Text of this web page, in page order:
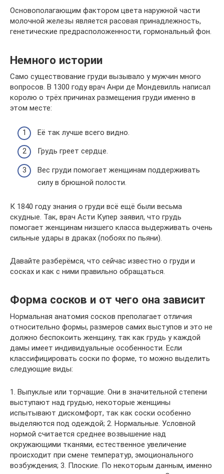
Основополагающим фактором цвета наружной части
молочной железы является расовая принадлежность,
генетические предрасположенности, гормональный фон.
Немного истории
Само существование груди вызывало у мужчин много
вопросов. В 1300 году врач Анри де Мондевилль написал
королю о трёх причинах размещения груди именно в
этом месте:
Её так лучше всего видно.
Грудь греет сердце.
Вес груди помогает женщинам поддерживать
силу в брюшной полости.
К 1840 году знания о груди всё ещё были весьма
скудные. Так, врач Асти Купер заявил, что грудь
помогает женщинам низшего класса выдерживать очень
сильные удары в драках (побоях по пьяни).
Давайте разберёмся, что сейчас известно о груди и
сосках и как с ними правильно обращаться.
Форма сосков и от чего она зависит
Нормальная анатомия сосков преполагает отличия
относительно формы, размеров самих выступов и это не
должно беспокоить женщину, так как грудь у каждой
дамы имеет индивидуальные особенности. Если
классифицировать соски по форме, то можно выделить
следующие виды:
1. Выпуклые или торчащие. Они в значительной степени
выступают над грудью, некоторые женщины
испытывают дискомфорт, так как соски особенно
выделяются под одеждой; 2. Нормальные. Условной
нормой считается среднее возвышение над
окружающими тканями, естественное увеличение
происходит при смене температур, эмоционального
возбуждения; 3. Плоские. По некоторым данным, именно